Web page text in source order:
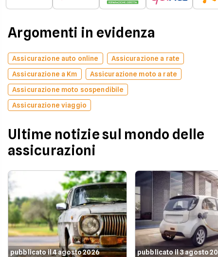
Argomenti in evidenza
Assicurazione auto online
Assicurazione a rate
Assicurazione a Km
Assicurazione moto a rate
Assicurazione moto sospendibile
Assicurazione viaggio
Ultime notizie sul mondo delle
assicurazioni
pubblicato il 4 agosto 2026 pubblicato il 3 agosto